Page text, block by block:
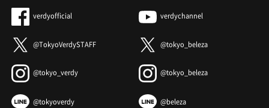
verdyofficial verdychannel
@TokyoVerdySTAFF @tokyo_beleza
@tokyo_verdy @tokyo_beleza
@tokyoverdy @beleza